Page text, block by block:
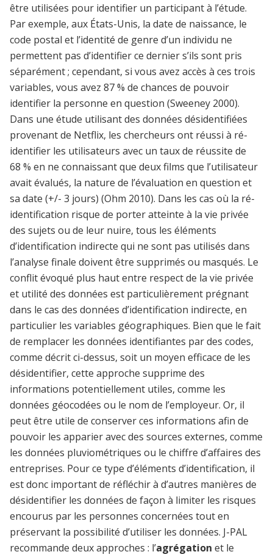
être utilisées pour identifier un participant à l’étude.
Par exemple, aux États-Unis, la date de naissance, le
code postal et l’identité de genre d’un individu ne
permettent pas d’identifier ce dernier s’ils sont pris
séparément ; cependant, si vous avez accès à ces trois
variables, vous avez 87 % de chances de pouvoir
identifier la personne en question (Sweeney 2000).
Dans une étude utilisant des données désidentifiées
provenant de Netflix, les chercheurs ont réussi à ré-
identifier les utilisateurs avec un taux de réussite de
68 % en ne connaissant que deux films que l’utilisateur
avait évalués, la nature de l’évaluation en question et
sa date (+/- 3 jours) (Ohm 2010). Dans les cas où la ré-
identification risque de porter atteinte à la vie privée
des sujets ou de leur nuire, tous les éléments
d’identification indirecte qui ne sont pas utilisés dans
l’analyse finale doivent être supprimés ou masqués. Le
conflit évoqué plus haut entre respect de la vie privée
et utilité des données est particulièrement prégnant
dans le cas des données d’identification indirecte, en
particulier les variables géographiques. Bien que le fait
de remplacer les données identifiantes par des codes,
comme décrit ci-dessus, soit un moyen efficace de les
désidentifier, cette approche supprime des
informations potentiellement utiles, comme les
données géocodées ou le nom de l’employeur. Or, il
peut être utile de conserver ces informations afin de
pouvoir les apparier avec des sources externes, comme
les données pluviométriques ou le chiffre d’affaires des
entreprises. Pour ce type d’éléments d’identification, il
est donc important de réfléchir à d’autres manières de
désidentifier les données de façon à limiter les risques
encourus par les personnes concernées tout en
préservant la possibilité d’utiliser les données. J-PAL
recommande deux approches : l’agrégation et le